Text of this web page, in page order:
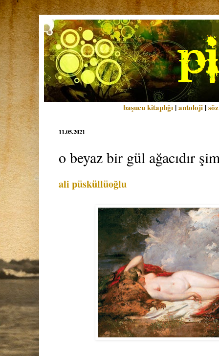
başucu kitaplığı |antoloji |
11.05.2021
o beyaz bir gül ağacıdır
ali püsküllüoğlu